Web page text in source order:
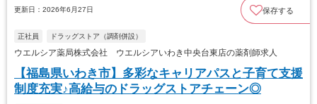
更新日：2026年6月27日 保存する
正社員 ドラッグストア（調剤併設）
ウエルシア薬局株式会社 ウエルシアいわき中央台東店の薬剤師求人
【福島県いわき市】多彩なキャリアパスと子育て支援
制度充実♪高給与のドラッグストアチェーン◎